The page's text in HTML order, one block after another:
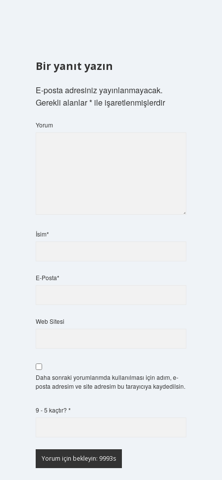
Bir yanıt yazın
E-posta adresiniz yayınlanmayacak.
Gerekli alanlar*ile işaretlenmişlerdir
Yorum
İsim*
E-Posta*
Web Sitesi
Daha sonraki yorumlarımda kullanılması için adım, e-
posta adresim ve site adresim bu tarayıcıya kaydedilsin.
9 - 5 kaçtır? *